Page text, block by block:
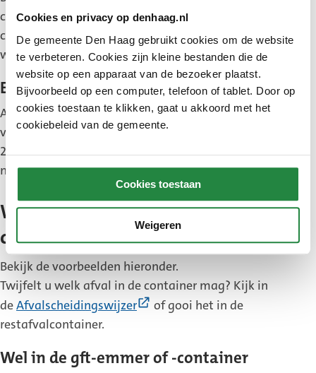
Cookies en privacy op denhaag.nl
De gemeente Den Haag gebruikt cookies om de website
te verbeteren. Cookies zijn kleine bestanden die de
website op een apparaat van de bezoeker plaatst.
Bijvoorbeeld op een computer, telefoon of tablet. Door op
cookies toestaan te klikken, gaat u akkoord met het
cookiebeleid van de gemeente.
Cookies toestaan
Weigeren
container vanaf 1 november 2024 in een gft-
container. U gooit hierin vanaf 1 november uw gft
weg.
Escamp
Aan de Stadzijde 22 en Maartensdijklaan 386
verandert de pmd-container vanaf 1 november
2024 in een gft-container. U gooit hierin vanaf 1
november uw gft weg.
Wat mag in de gft-emmer of -
container?
Bekijk de voorbeelden hieronder.
Twijfelt u welk afval in de container mag? Kijk in
deAfvalscheidingswijzer
(Externe
of gooi het in de
restafvalcontainer.
Wel in de gft-emmer of -container